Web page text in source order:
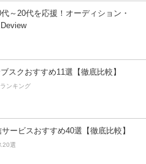
～20代を応援！オーディション・
スクおすすめ11選【徹底比較】
ンキング
ービスおすすめ40選【徹底比較】
20選